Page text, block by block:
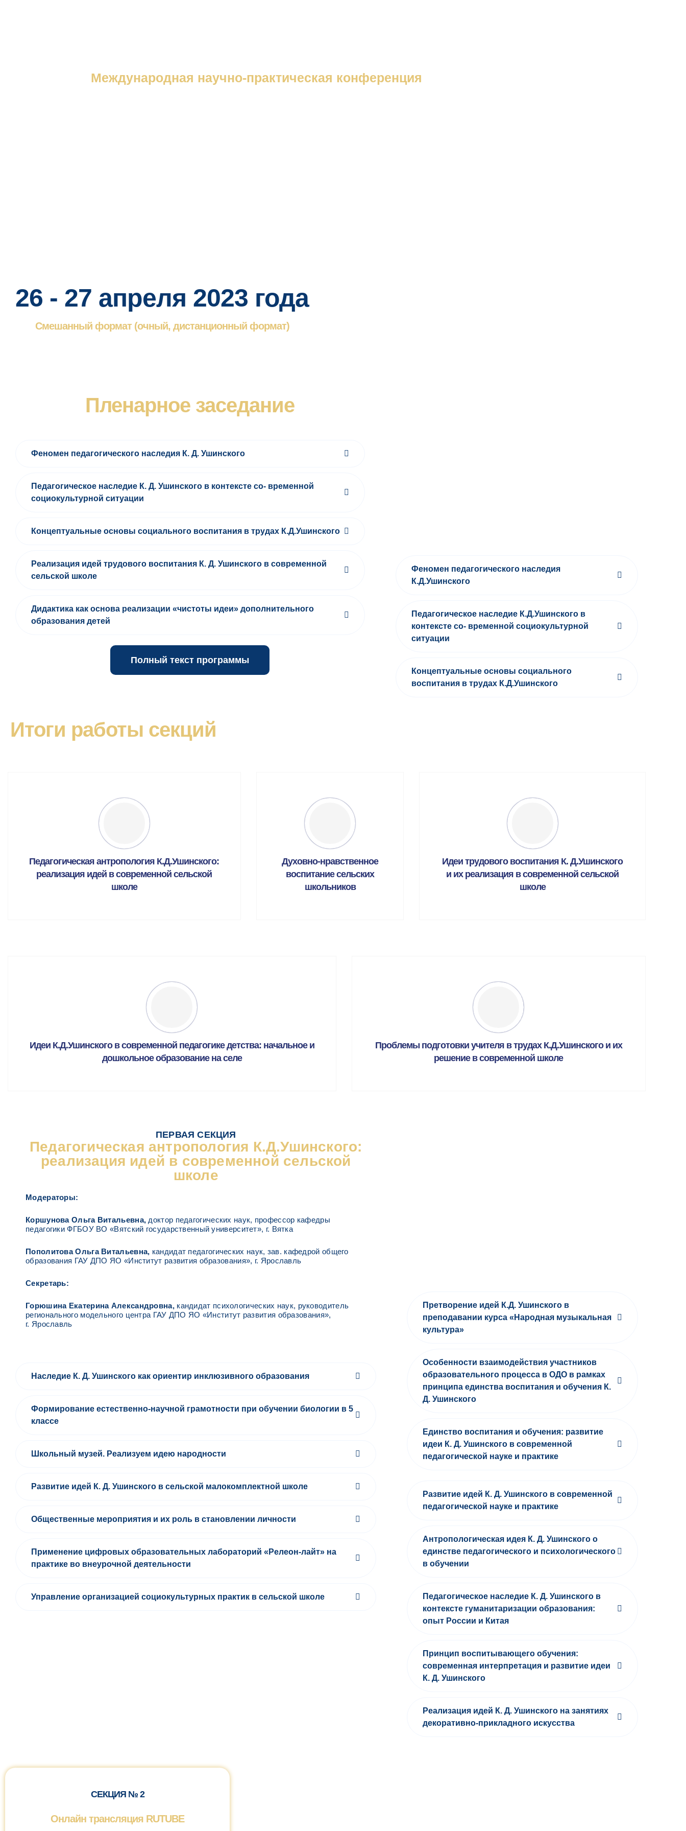
Международная научно-практическая конференция
26 - 27 апреля 2023 года
Смешанный формат (очный, дистанционный формат)
Пленарное заседание
Феномен педагогического наследия К. Д. Ушинского
Педагогическое наследие К. Д. Ушинского в контексте со- временной
социокультурной ситуации
Концептуальные основы социального воспитания в трудах К.Д.Ушинского
Реализация идей трудового воспитания К. Д. Ушинского в современной
сельской школе
Дидактика как основа реализации «чистоты идеи» дополнительного
образования детей
Полный текст программы
Феномен педагогического наследия
К.Д.Ушинского
Педагогическое наследие К.Д.Ушинского в
контексте со- временной социокультурной
ситуации
Концептуальные основы социального
воспитания в трудах К.Д.Ушинского
Итоги работы секций
Педагогическая антропология К.Д.Ушинского:
реализация идей в современной сельской
школе
Духовно-нравственное
воспитание сельских
школьников
Идеи трудового воспитания К. Д.Ушинского
и их реализация в современной сельской
школе
Идеи К.Д.Ушинского в современной педагогике детства: начальное и
дошкольное образование на селе
Проблемы подготовки учителя в трудах К.Д.Ушинского и их
решение в современной школе
ПЕРВАЯ СЕКЦИЯ
Педагогическая антропология К.Д.Ушинского:
реализация идей в современной сельской
школе
Модераторы:
Коршунова Ольга Витальевна, доктор педагогических наук, профессор кафедры
педагогики ФГБОУ ВО «Вятский государственный университет», г. Вятка
Пополитова Ольга Витальевна, кандидат педагогических наук, зав. кафедрой общего
образования ГАУ ДПО ЯО «Институт развития образования», г. Ярославль
Секретарь:
Горюшина Екатерина Александровна,кандидат психологических наук, руководитель
регионального модельного центра ГАУ ДПО ЯО «Институт развития образования»,
г. Ярославль
Наследие К. Д. Ушинского как ориентир инклюзивного образования
Формирование естественно-научной грамотности при обучении биологии в 5
классе
Школьный музей. Реализуем идею народности
Развитие идей К. Д. Ушинского в сельской малокомплектной школе
Общественные мероприятия и их роль в становлении личности
Применение цифровых образовательных лабораторий «Релеон-лайт» на
практике во внеурочной деятельности
Управление организацией социокультурных практик в сельской школе
Претворение идей К.Д. Ушинского в
преподавании курса «Народная музыкальная
культура»
Особенности взаимодействия участников
образовательного процесса в ОДО в рамках
принципа единства воспитания и обучения К.
Д. Ушинского
Единство воспитания и обучения: развитие
идеи К. Д. Ушинского в современной
педагогической науке и практике
Развитие идей К. Д. Ушинского в современной
педагогической науке и практике
Антропологическая идея К. Д. Ушинского о
единстве педагогического и психологического
в обучении
Педагогическое наследие К. Д. Ушинского в
контексте гуманитаризации образования:
опыт России и Китая
Принцип воспитывающего обучения:
современная интерпретация и развитие идеи
К. Д. Ушинского
Реализация идей К. Д. Ушинского на занятиях
декоративно-прикладного искусства
СЕКЦИЯ № 2
Онлайн трансляция RUTUBE